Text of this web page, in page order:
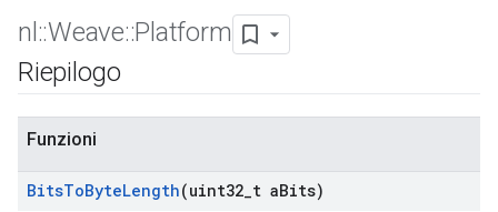
nl ::Weave::Platform
Riepilogo
Funzioni
BitsToByteLength(uint32 t aBits)